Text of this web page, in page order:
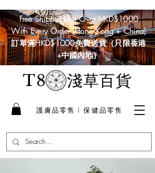
T8淺草百貨
護膚品零售 I 保健品零售
Free Shipping for Over HKD$1000
With Every Order (Hong Kong + China)
訂單滿HKD$1000免費送貨（只限香港
+中國內地）